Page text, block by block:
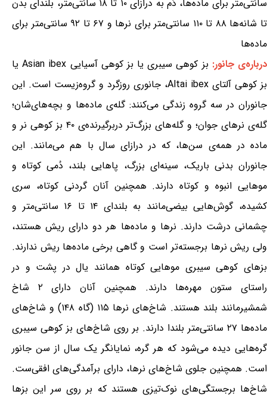
سانتی‌متر برای ماده‌ها، دُم به درازای ۱۰ تا ۱۸ سانتی‌متر، بلندای بدن
تا شانه‌ها ۸۸ تا ۱۱۰ سانتی‌متر برای نرها و ۶۷ تا ۹۲ سانتی‌متر برای
ماده‌ها
درباره‌ی جانور:
بز کوهی سیبری یا بز کوهی آسیایی Asian ibex یا
بز کوهی آلتای Altai ibex، جانوری روزگرد و گروه‌زیست است. این
جانوران در سه گروه زندگی می‌کنند: گله‌ی ماده‌ها و بچه‌های‌شان؛
گله‌ی نرهای جوان؛ و گله‌های بزرگ‌تر دربرگیرنده‌ی ۴۰ بز کوهی نر و
ماده در همه‌ی سن‌ها، که در درازای سال با هم می‌مانند. این
جانوران بدنی باریک، سینه‌ای بزرگ، پاهایی بلند، دُمی کوتاه و
موهایی انبوه و کوتاه دارند. همچنین آنان گردنی کوتاه، سری
کشیده، گوش‌هایی بیضی‌مانند به بلندای ۱۴ تا ۱۶ سانتی‌متر و
چشمانی درشت دارند. نرها و ماده‌ها هر دو دارای ریش هستند،
ولی ریش نرها برجسته‌تر است و گاهی برخی ماده‌ها ریش ندارند.
بزهای کوهی سیبری موهایی کوتاه همانند یال در پشت و در
راستای ستون مهره‌ها دارند. همچنین آنان دارای ۲ شاخ
شمشیرمانند بلند هستند. شاخ‌های نرها ۱۱۵ (گاه ۱۴۸) و شاخ‌های
ماده‌ها ۲۷ سانتی‌متر بلندا دارند. بر روی شاخ‌های بز کوهی سیبری
گره‌هایی دیده می‌شود که هر گره، نمایانگر یک سال از سن جانور
است. همچنین جلوی شاخ‌های نرها، دارای برآمدگی‌های افقی‌ست.
شاخ‌ها برجستگی‌های نوک‌تیزی هستند که بر روی سر این بزها